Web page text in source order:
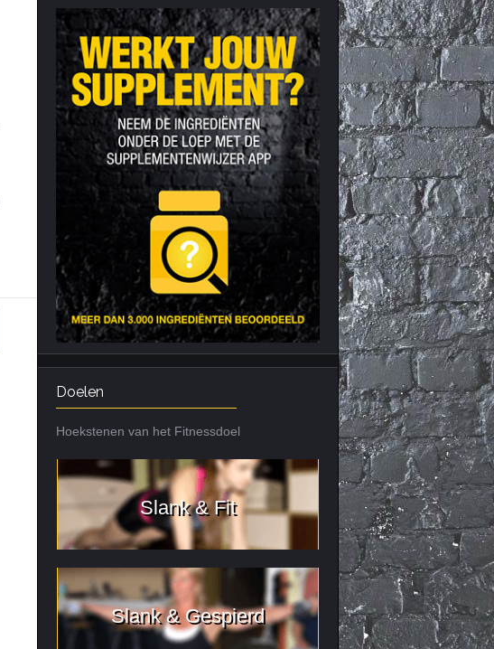
Citrus Aurantium
Tribulus Terrestris
Vitaminen en
mineralen
Weight Gainers
Nieuws archief
Doelen
Hoekstenen van het Fitnessdoel
Slank & Fit
Slank & Gespierd